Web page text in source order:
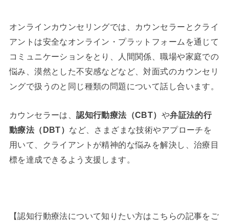
オンラインカウンセリングでは、カウンセラーとクライ
アントは安全なオンライン・プラットフォームを通じて
コミュニケーションをとり、人間関係、職場や家庭での
悩み、漠然とした不安感などなど、対面式のカウンセリ
ングで扱うのと同じ種類の問題について話し合います。
カウンセラーは、認知行動療法（CBT） や弁証法的行
動療法（DBT） など、さまざまな技術やアプローチを
用いて、クライアントが精神的な悩みを解決し、治療目
標を達成できるよう支援します。
【認知行動療法について知りたい方はこちらの記事をご